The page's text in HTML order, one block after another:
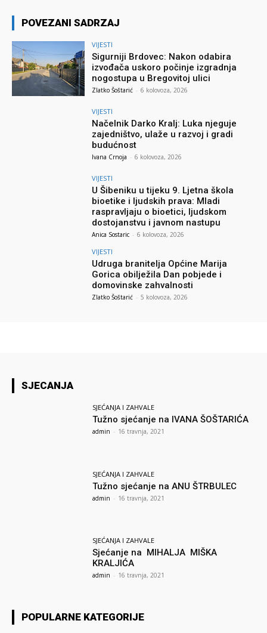
POVEZANI SADRZAJ
VIJESTI
Sigurniji Brdovec: Nakon odabira
izvođača uskoro počinje izgradnja
nogostupa u Bregovitoj ulici
Zlatko Šoštarić - 6 kolovoza, 2026
VIJESTI
Načelnik Darko Kralj: Luka njeguje
zajedništvo, ulaže u razvoj i gradi
budućnost
Ivana Crnoja - 6 kolovoza, 2026
VIJESTI
U Šibeniku u tijeku 9. Ljetna škola
bioetike i ljudskih prava: Mladi
raspravljaju o bioetici, ljudskom
dostojanstvu i javnom nastupu
Anica Sostaric - 6 kolovoza, 2026
VIJESTI
Udruga branitelja Općine Marija
Gorica obilježila Dan pobjede i
domovinske zahvalnosti
Zlatko Šoštarić - 5 kolovoza, 2026
SJECANJA
SJEĆANJA I ZAHVALE
Tužno sjećanje na IVANA ŠOŠTARIĆA
admin - 16 travnja, 2021
SJEĆANJA I ZAHVALE
Tužno sjećanje na ANU ŠTRBULEC
admin - 16 travnja, 2021
SJEĆANJA I ZAHVALE
Sjećanje na MIHALJA MIŠKA
KRALJIĆA
admin - 16 travnja, 2021
POPULARNE KATEGORIJE